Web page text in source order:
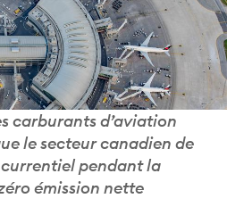
carburants d’aviation
le secteur canadien de
pendant la
émission nette